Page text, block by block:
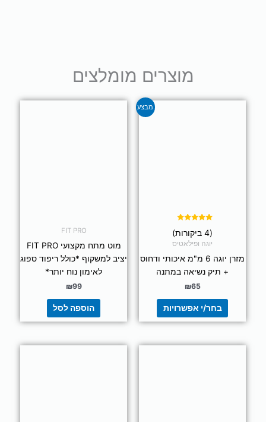
מוצרים מומלצים
מבצע
5.00
מתוך 5
(4 ביקורות)
יוגה ופילאטיס
מזרן יוגה 6 מ"מ איכותי ודחוס
+ תיק נשיאה במתנה
₪65
בחר/י אפשרויות
המוצר
FIT PRO
מוט מתח מקצועי FIT PRO
יציב למשקוף *כולל ריפוד ספוג
לאימון נוח יותר*
₪99
הוספה לסל